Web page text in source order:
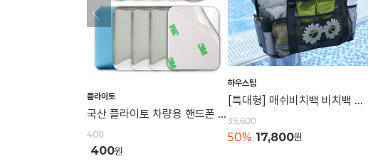
플라이토
국산 플라이토 차량용 핸드폰 자석 거치대 철판 원형 사각 40mm
400
400원
하우스팁
[특대형] 매쉬비치백 비치백 매쉬가방 여행용 숄더백 물놀이가방 수영가방 물빠지는가방
35,600
50% 17,800원